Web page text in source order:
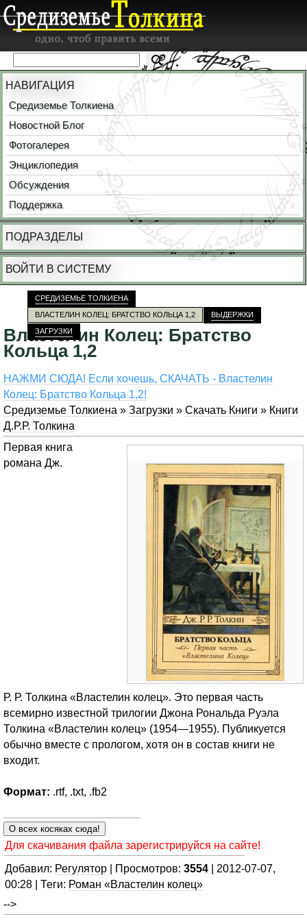
НАВИГАЦИЯ
Средиземье Толкиена
Новостной Блог
Фотогалерея
Энциклопедия
Обсуждения
Поддержка
ПОДРАЗДЕЛЫ
ВОЙТИ В СИСТЕМУ
Властелин Колец: Братство
Кольца 1,2
НАЖМИ СЮДА! Если хочешь, СКАЧАТЬ - Властелин
Колец: Братство Кольца 1,2!
Средиземье Толкиена » Загрузки » Скачать Книги » Книги
Д.Р.Р. Толкина
Первая книга
романа Дж.
Р. Р. Толкина «Властелин колец». Это первая часть
всемирно известной трилогии Джона Рональда Руэла
Толкина «Властелин колец» (1954—1955). Публикуется
обычно вместе с прологом, хотя он в состав книги не
входит.
Формат: .rtf, .txt, .fb2
Для скачивания файла зарегистрируйся на сайте!
Добавил: Регулятор | Просмотров: 3554 | 2012-07-07,
00:28 | Теги: Роман «Властелин колец»
-->
СРЕДИЗЕМЬЕ ТОЛКИЕНА
ВЛАСТЕЛИН КОЛЕЦ: БРАТСТВО КОЛЬЦА 1,2
ВЫДЕРЖКИ
ЗАГРУЗКИ